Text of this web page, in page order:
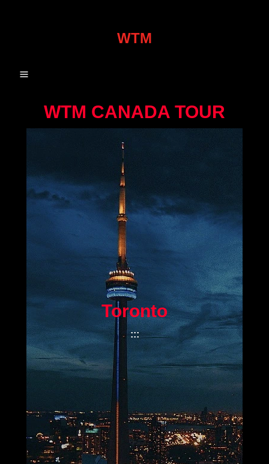
WTM
WTM CANADA TOUR
Toronto
:::